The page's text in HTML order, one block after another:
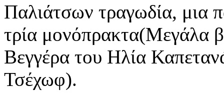
Παλιάτσων τραγωδία, μια
τρία μονόπρακτα(Μεγάλα
Βεγγέρα του Ηλία
Τσέχωφ).